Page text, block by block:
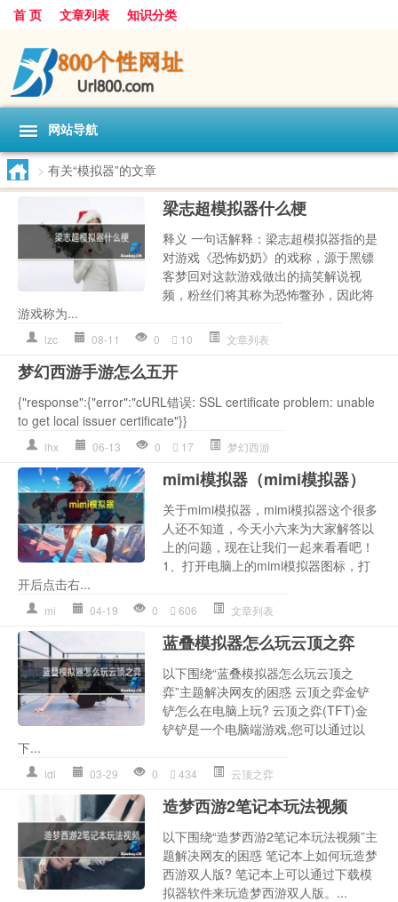
首 页 文章列表 知识分类
网站导航
> 有关“模拟器”的文章
梁志超模拟器什么梗
释义 一句话解释：梁志超模拟器指的是
对游戏《恐怖奶奶》的戏称，源于黑镖
客梦回对这款游戏做出的搞笑解说视
频，粉丝们将其称为恐怖鳖孙，因此将
游戏称为...
lzc 08-11 0 10 文章列表
梦幻西游手游怎么五开
{"response":{"error":"cURL错误: SSL certificate problem: unable
to get local issuer certificate"}}
lhx 06-13 0 17 梦幻西游
mimi模拟器（mimi模拟器）
关于mimi模拟器，mimi模拟器这个很多
人还不知道，今天小六来为大家解答以
上的问题，现在让我们一起来看看吧！
1、打开电脑上的mimi模拟器图标，打
开后点击右...
mi 04-19 0 606 文章列表
蓝叠模拟器怎么玩云顶之弈
以下围绕“蓝叠模拟器怎么玩云顶之
弈”主题解决网友的困惑 云顶之弈金铲
铲怎么在电脑上玩? 云顶之弈(TFT)金
铲铲是一个电脑端游戏,您可以通过以
下...
ldl 03-29 0 434 云顶之弈
造梦西游2笔记本玩法视频
以下围绕“造梦西游2笔记本玩法视频”主
题解决网友的困惑 笔记本上如何玩造梦
西游双人版? 笔记本上可以通过下载模
拟器软件来玩造梦西游双人版。...